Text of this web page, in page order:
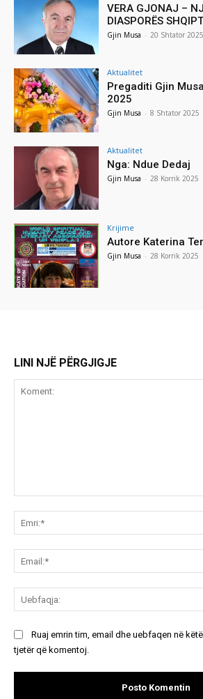
VERA GJONAJ –
DIASPORËS
Gjin Musa - 20 Shtator 2025
Aktualitet
Pregaditi Gjin
2025
Gjin Musa - 8 Shtator 2025
Aktualitet
Nga: Ndue Dedaj
Gjin Musa - 28 Korrik 2025
Krijime
Autore Katerina
Gjin Musa - 28 Korrik 2025
LINI NJË PËRGJIGJE
Ruaj emrin tim, email dhe uebfaqen në
tjetër që komentoj.